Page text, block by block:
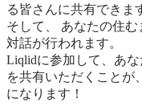
る皆さんに共有できま
そして、 あなたの住
対話が行われます。
Liqlidに参加して、あ
を共有いただくことが
になります！